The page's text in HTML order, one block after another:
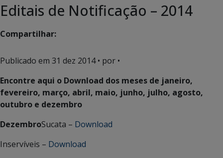
Editais de Notificação – 2014
Compartilhar:
Publicado em 31 dez 2014• por •
Encontre aqui o Download dos meses de janeiro,
fevereiro, março, abril, maio, junho, julho, agosto,
outubro e dezembro
DezembroSucata – Download
Inservíveis – Download